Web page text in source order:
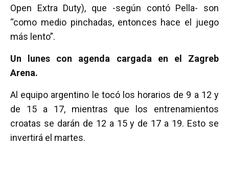
Open Extra Duty), que -según contó Pella- son
“como medio pinchadas, entonces hace el juego
más lento”.
Un lunes con agenda cargada en el Zagreb
Arena.
Al equipo argentino le tocó los horarios de 9 a 12 y
de 15 a 17, mientras que los entrenamientos
croatas se darán de 12 a 15 y de 17 a 19.​ Esto se
invertirá el martes.